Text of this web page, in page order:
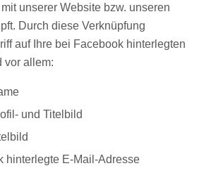
unserer Website bzw. unseren
Durch diese Verknüpfung
auf Ihre bei Facebook hinterlegten
vor allem:
und Titelbild
hinterlegte E-Mail-Adresse